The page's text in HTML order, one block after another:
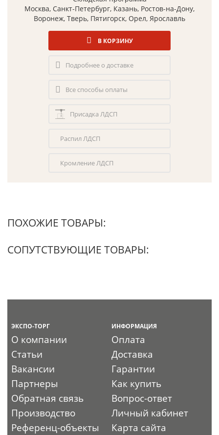
Москва, Санкт-Петербург, Казань, Ростов-на-Дону,
Воронеж, Тверь, Пятигорск, Орел, Ярославль
В КОРЗИНУ
Подробнее о доставке
Все способы оплаты
Присадка ЛДСП
Распил ЛДСП
Кромление ЛДСП
ПОХОЖИЕ ТОВАРЫ:
СОПУТСТВУЮЩИЕ ТОВАРЫ:
ЭКСПО-ТОРГ
О компании
Статьи
Вакансии
Партнеры
Обратная связь
Производство
Референц-объекты
ИНФОРМАЦИЯ
Оплата
Доставка
Гарантии
Как купить
Вопрос-ответ
Личный кабинет
Карта сайта